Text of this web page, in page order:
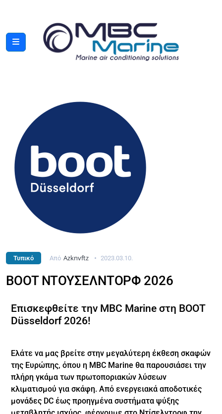
Τυπικό Από Azknvftz 2023.03.10.
BOOT ΝΤΟΥΣΕΛΝΤΟΡΦ 2026
Επισκεφθείτε την MBC Marine στη BOOT
Düsseldorf 2026!
Ελάτε να μας βρείτε στην μεγαλύτερη έκθεση σκαφών
της Ευρώπης, όπου η MBC Marine θα παρουσιάσει την
πλήρη γκάμα των πρωτοποριακών λύσεων
κλιματισμού για σκάφη. Από ενεργειακά αποδοτικές
μονάδες DC έως προηγμένα συστήματα ψύξης